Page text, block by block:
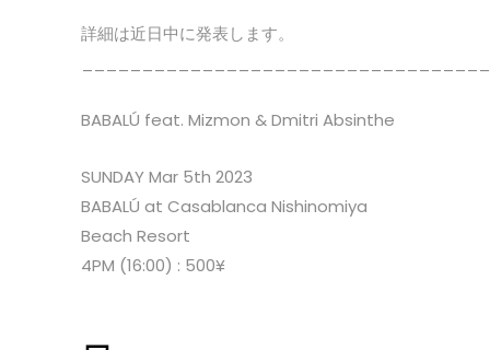
詳細は近日中に発表します。
BABALÚ feat. Mizmon & Dmitri Absinthe
SUNDAY Mar 5th 2023
BABALÚ at Casablanca Nishinomiya
Beach Resort
4PM (16:00) : 500¥